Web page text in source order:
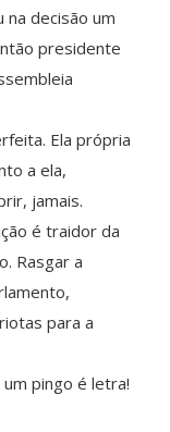
na decisão um
presidente
Ela própria
a ela,
jamais.
é traidor da
Rasgar a
para a
pingo é letra!